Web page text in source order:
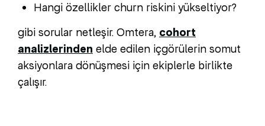
Hangi özellikler churn riskini yükseltiyor?
gibi sorular netleşir. Omtera, cohort
analizlerinden elde edilen içgörülerin somut
aksiyonlara dönüşmesi için ekiplerle birlikte
çalışır.